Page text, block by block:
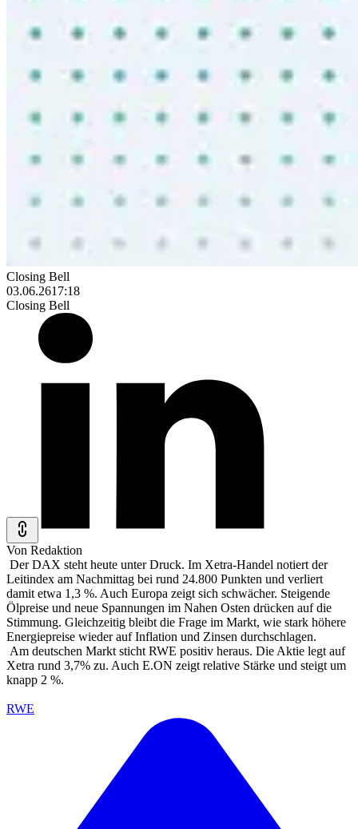
Closing Bell
03.06.2617:18
Closing Bell
Von Redaktion
Der DAX steht heute unter Druck. Im Xetra-Handel notiert der
Leitindex am Nachmittag bei rund 24.800 Punkten und verliert
damit etwa 1,3 %. Auch Europa zeigt sich schwächer. Steigende
Ölpreise und neue Spannungen im Nahen Osten drücken auf die
Stimmung. Gleichzeitig bleibt die Frage im Markt, wie stark höhere
Energiepreise wieder auf Inflation und Zinsen durchschlagen.
Am deutschen Markt sticht RWE positiv heraus. Die Aktie legt auf
Xetra rund 3,7% zu. Auch E.ON zeigt relative Stärke und steigt um
knapp 2 %.
RWE